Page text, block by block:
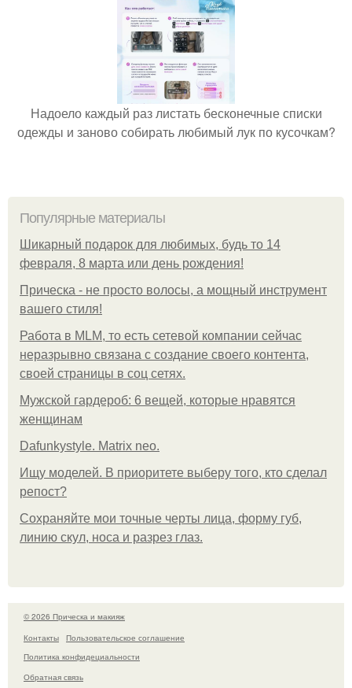
Надоело каждый раз листать бесконечные списки
одежды и заново собирать любимый лук по кусочкам?
Популярные материалы
Шикарный подарок для любимых, будь то 14
февраля, 8 марта или день рождения!
Прическа - не просто волосы, а мощный инструмент
вашего стиля!
Работа в MLM, то есть сетевой компании сейчас
неразрывно связана с создание своего контента,
своей страницы в соц сетях.
Мужской гардероб: 6 вещей, которые нравятся
женщинам
Dafunkystyle. Matrix neo.
Ищу моделей. В приоритете выберу того, кто сделал
репост?
Сохраняйте мои точные черты лица, форму губ,
линию скул, носа и разрез глаз.
© 2026 Прическа и макияж
Контакты
Пользовательское соглашение
Политика конфидециальности
Обратная связь